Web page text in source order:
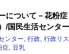
について－花粉
/国民生活センター
ンター 行政 行政リス
症
豆乳